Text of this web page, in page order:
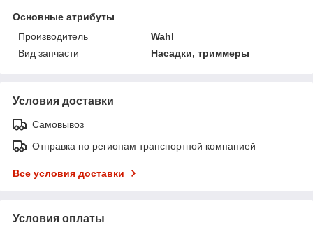
Основные атрибуты
Производитель
Wahl
Вид запчасти
Насадки, триммеры
Условия доставки
Самовывоз
Отправка по регионам транспортной компанией
Все условия доставки
Условия оплаты